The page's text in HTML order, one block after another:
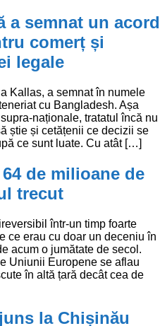
a semnat un acord
comerț și
legale
Kallas, a semnat în numele
cu Bangladesh. Așa
naționale, tratatul încă nu
știe și cetățenii ce decizii se
ce sunt luate. Cu atât […]
de milioane de
trecut
într-un timp foarte
ce erau cu doar un deceniu în
acum o jumătate de secol.
Uniunii Europene se aflau
în altă țară decât cea de
la Chișinău